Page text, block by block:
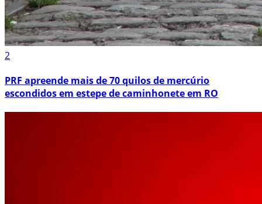
2
PRF apreende mais de 70 quilos de mercúrio
escondidos em estepe de caminhonete em RO